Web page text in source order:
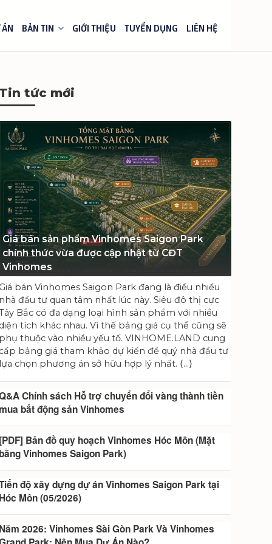
ÁN BẢN TIN GIỚI THIỆU TUYỂN DỤNG LIÊN HỆ
Tin tức mới
Giá bán sản phẩm Vinhomes Saigon Park
chính thức vừa được cập nhật từ CĐT
Vinhomes
Giá bán Vinhomes Saigon Park đang là điều nhiều
nhà đầu tư quan tâm nhất lúc này. Siêu đô thị cực
Bắc có đa dạng loại hình sản phẩm với nhiều
diện tích khác nhau. Vì thế bảng giá cụ thể cũng sẽ
phụ thuộc vào nhiều yếu tố. VINHOME.LAND cung
cấp bảng giá tham khảo dự kiến để quý nhà đầu tư
lựa chọn phương án sở hữu hợp lý nhất. ⟨…⟩
Chính sách Hỗ trợ chuyển đổi vàng thành tiền
mua bất động sản Vinhomes
[PDF] Bản đồ quy hoạch Vinhomes Hóc Môn (Mặt
bằng Vinhomes Saigon Park)
độ xây dựng dự án Vinhomes Saigon Park tại
Hóc Môn (05/2026)
Năm 2026: Vinhomes Sài Gòn Park Và Vinhomes